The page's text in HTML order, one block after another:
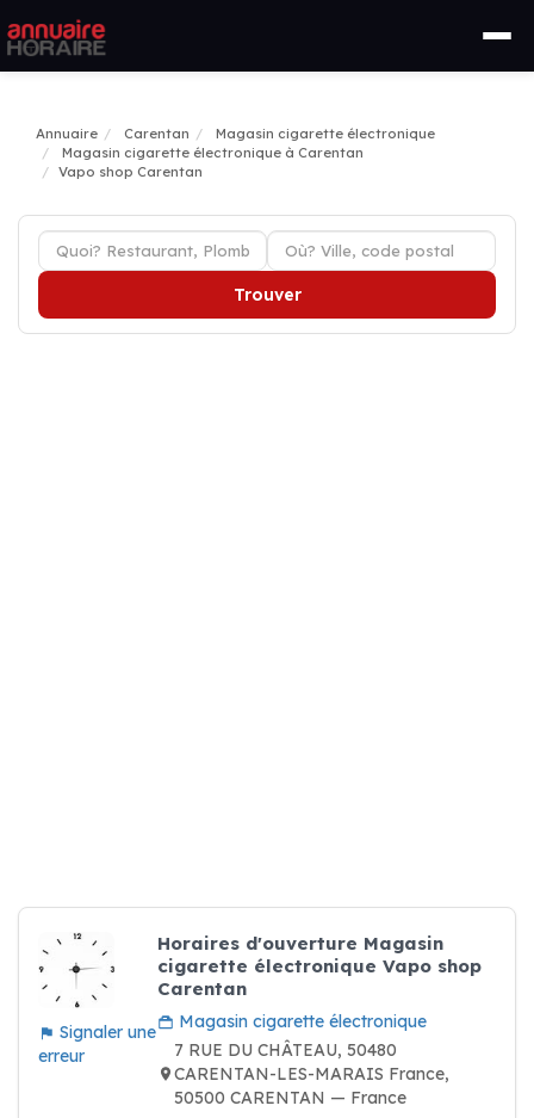
Annuaire Carentan
Magasin cigarette électronique
Magasin cigarette électronique à Carentan
Vapo shop Carentan
Trouver
Signaler une
erreur
Horaires d'ouverture Magasin
cigarette électronique Vapo shop
Carentan
Magasin cigarette électronique
7 RUE DU CHÂTEAU, 50480
CARENTAN-LES-MARAIS France,
50500 CARENTAN — France